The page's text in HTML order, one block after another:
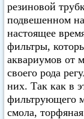
резиновой
подвешенном
настоящее
фильтры,
аквариумов от
своего рода
них. Так как в
фильтрующего
смола,